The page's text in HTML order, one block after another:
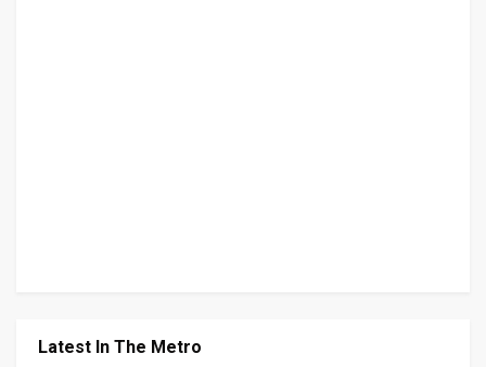
Latest In The Metro